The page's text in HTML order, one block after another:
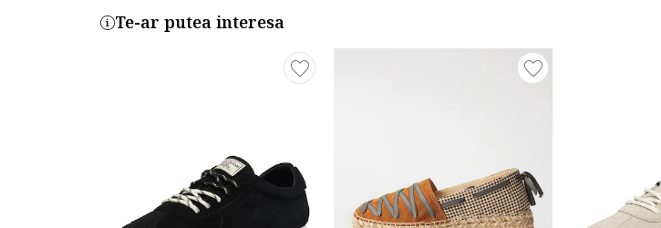
Te-ar putea interesa